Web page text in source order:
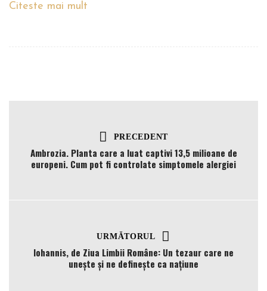
Citeste mai mult
PRECEDENT
Ambrozia. Planta care a luat captivi 13,5 milioane de
europeni. Cum pot fi controlate simptomele alergiei
URMĂTORUL
Iohannis, de Ziua Limbii Române: Un tezaur care ne
uneşte şi ne defineşte ca naţiune